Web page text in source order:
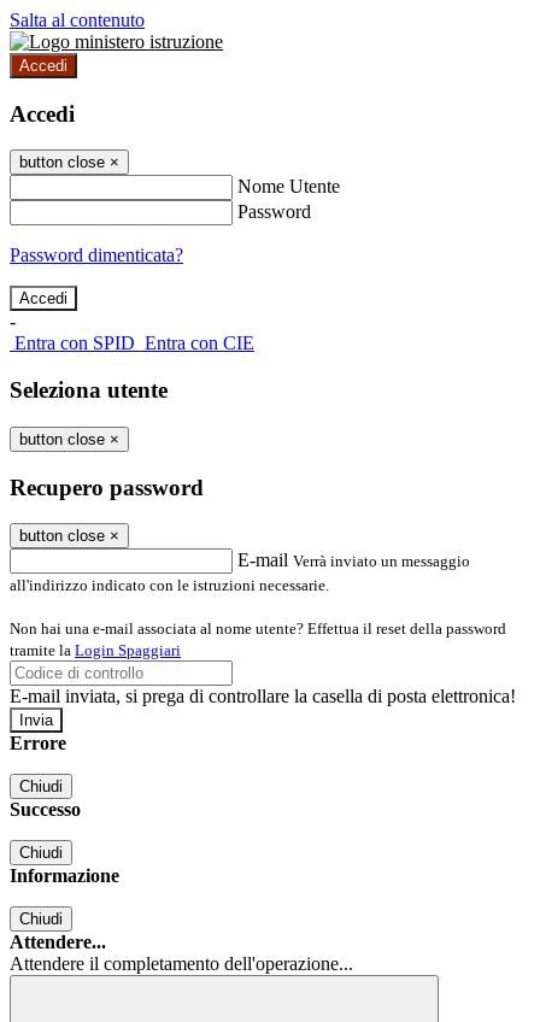
Salta al contenuto
Accedi
Accedi
button close ×
Nome Utente
Password
Password dimenticata?
-
Entra con SPID Entra con CIE
Seleziona utente
button close ×
Recupero password
button close ×
E-mail Verrà inviato un messaggio
all'indirizzo indicato con le istruzioni necessarie.
Non hai una e-mail associata al nome utente? Effettua il reset della password
tramite la Login Spaggiari
E-mail inviata, si prega di controllare la casella di posta elettronica!
Errore
Chiudi
Successo
Chiudi
Informazione
Chiudi
Attendere...
Attendere il completamento dell'operazione...